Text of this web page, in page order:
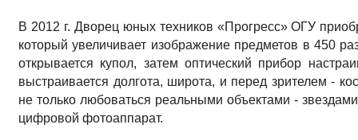
В 2012 г. Дворец юных техников «Прогресс» ОГУ
который увеличивает изображение предметов в 450
открывается купол, затем оптический прибор
выстраива­ется долгота, широта, и пе­ред зрителем -
не только любовать­ся реальными объектами -
цифровой фотоаппарат.